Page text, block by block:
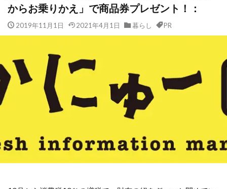
からお乗りかえ」で商品券プレゼント！：
2019年11月1日 2021年4月1日 暮らし PR